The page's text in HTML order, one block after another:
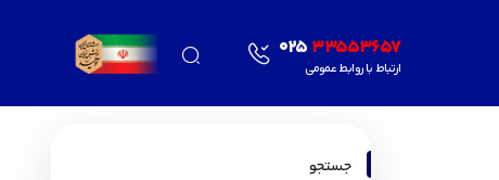
02533553657
ارتباط با روابط عمومی
جستجو